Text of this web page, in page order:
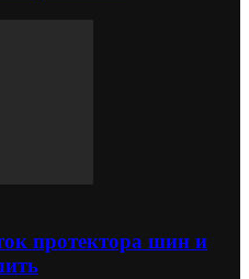
протектора шин и